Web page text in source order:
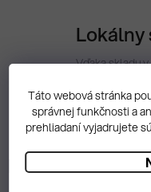
Táto webová stránka
správnej funkčnosti a
prehliadaní vyjadrujete
Lokálny
Vďaka skladu
regiónu, bez
Popis